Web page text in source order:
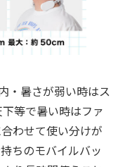
・暑さが弱い時はス
等で暑い時はファ
わせて使い分けが
ちのモバイルバッ